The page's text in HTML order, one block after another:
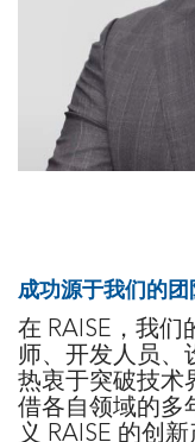
成功源于我们的团
在 RAISE，我
师、开发人员、
热衷于突破技术
借各自领域的多
义 RAISE 的创